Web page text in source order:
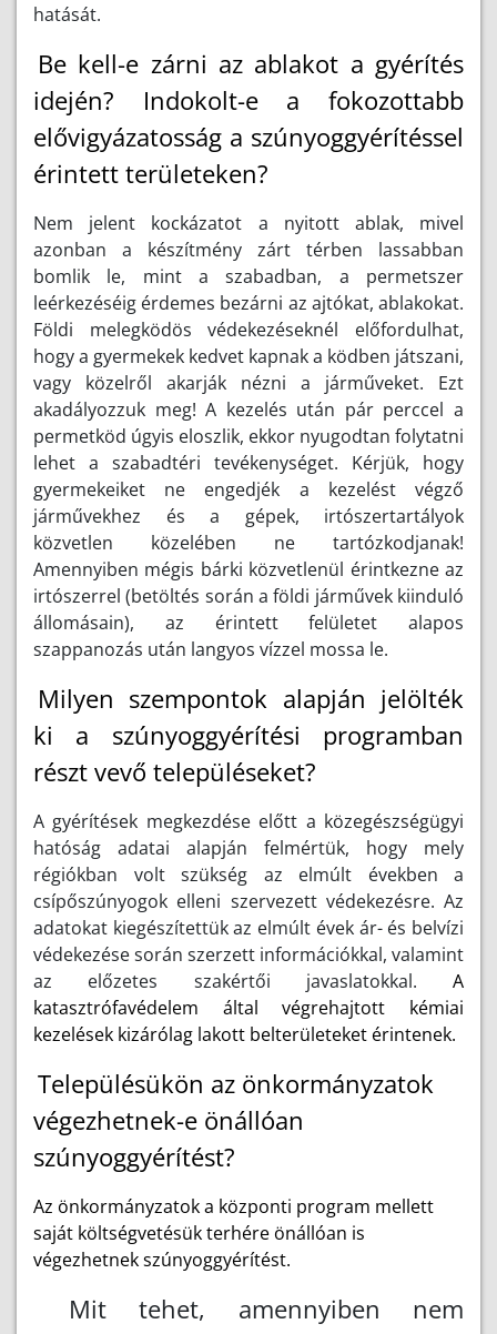
hatását.
Be kell-e zárni az ablakot a gyérítés
idején? Indokolt-e a fokozottabb
elővigyázatosság a szúnyoggyérítéssel
érintett területeken?
Nem jelent kockázatot a nyitott ablak, mivel
azonban a készítmény zárt térben lassabban
bomlik le, mint a szabadban, a permetszer
leérkezéséig érdemes bezárni az ajtókat, ablakokat.
Földi melegködös védekezéseknél előfordulhat,
hogy a gyermekek kedvet kapnak a ködben játszani,
vagy közelről akarják nézni a járműveket. Ezt
akadályozzuk meg! A kezelés után pár perccel a
permetköd úgyis eloszlik, ekkor nyugodtan folytatni
lehet a szabadtéri tevékenységet. Kérjük, hogy
gyermekeiket ne engedjék a kezelést végző
járművekhez és a gépek, irtószertartályok
közvetlen közelében ne tartózkodjanak!
Amennyiben mégis bárki közvetlenül érintkezne az
irtószerrel (betöltés során a földi járművek kiinduló
állomásain), az érintett felületet alapos
szappanozás után langyos vízzel mossa le.
Milyen szempontok alapján jelölték
ki a szúnyoggyérítési programban
részt vevő településeket?
A gyérítések megkezdése előtt a közegészségügyi
hatóság adatai alapján felmértük, hogy mely
régiókban volt szükség az elmúlt években a
csípőszúnyogok elleni szervezett védekezésre. Az
adatokat kiegészítettük az elmúlt évek ár- és belvízi
védekezése során szerzett információkkal, valamint
az előzetes szakértői javaslatokkal. A
katasztrófavédelem által végrehajtott kémiai
kezelések kizárólag lakott belterületeket érintenek.
Településükön az önkormányzatok
végezhetnek-e önállóan
szúnyoggyérítést?
Az önkormányzatok a központi program mellett
saját költségvetésük terhére önállóan is
végezhetnek szúnyoggyérítést.
Mit tehet, amennyiben nem